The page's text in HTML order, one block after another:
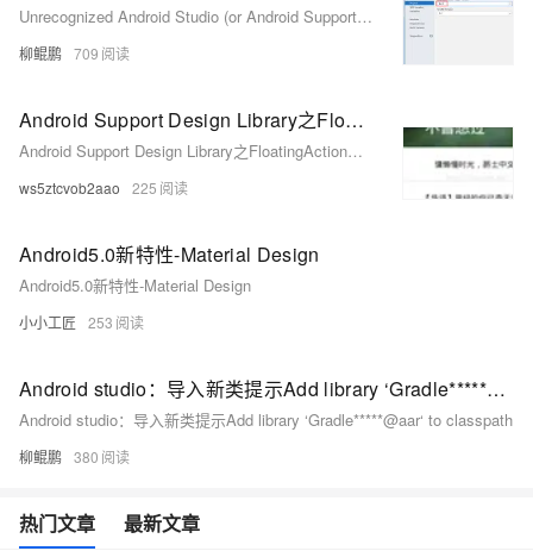
Unrecognized Android Studio (or Android Support plugin for IntelliJ IDEA) version ‘202.7660.26.42.74
柳鲲鹏 709
Android Support Design Library之FloatingActionButton（二）
Android Support Design Library之FloatingActionButton（二）
ws5ztcvob2aao 225
Android5.0新特性-Material Design
Android5.0新特性-Material Design
小小工匠 253
Android studio：导入新类提示Add library ‘Gradle*****@aar‘ to classpath
Android studio：导入新类提示Add library ‘Gradle*****@aar‘ to classpath
柳鲲鹏 380
热门文章 最新文章